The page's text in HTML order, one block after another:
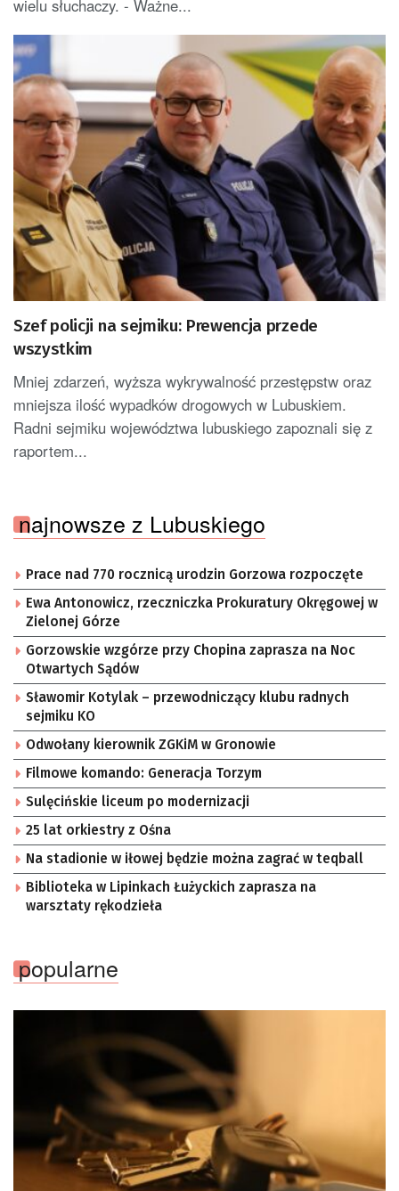
wielu słuchaczy. - Ważne...
Szef policji na sejmiku: Prewencja przede
wszystkim
Mniej zdarzeń, wyższa wykrywalność przestępstw oraz
mniejsza ilość wypadków drogowych w Lubuskiem.
Radni sejmiku województwa lubuskiego zapoznali się z
raportem...
najnowsze z Lubuskiego
Prace nad 770 rocznicą urodzin Gorzowa rozpoczęte
Ewa Antonowicz, rzeczniczka Prokuratury Okręgowej w
Zielonej Górze
Gorzowskie wzgórze przy Chopina zaprasza na Noc
Otwartych Sądów
Sławomir Kotylak – przewodniczący klubu radnych
sejmiku KO
Odwołany kierownik ZGKiM w Gronowie
Filmowe komando: Generacja Torzym
Sulęcińskie liceum po modernizacji
25 lat orkiestry z Ośna
Na stadionie w iłowej będzie można zagrać w teqball
Biblioteka w Lipinkach Łużyckich zaprasza na
warsztaty rękodzieła
popularne